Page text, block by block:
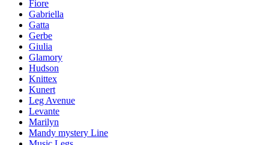
Fiore
Gabriella
Gatta
Gerbe
Giulia
Glamory
Hudson
Knittex
Kunert
Leg Avenue
Levante
Marilyn
Mandy mystery Line